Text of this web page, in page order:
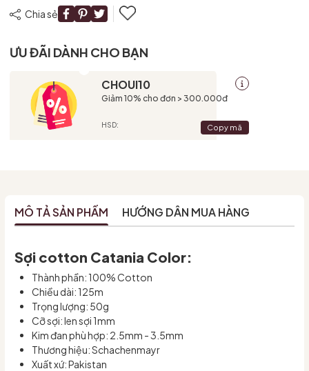
Chia sẻ
ƯU ĐÃI DÀNH CHO BẠN
CHOUI10
Giảm 10% cho đơn > 300.000đ
HSD: Copy mã
MÔ TẢ SẢN PHẨM HƯỚNG DẪN MUA HÀNG
Sợi cotton Catania Color:
Thành phần: 100% Cotton
Chiều dài: 125m
Trọng lượng: 50g
Cỡ sợi: len sợi 1mm
Kim đan phù hợp: 2.5mm - 3.5mm
Thương hiệu: Schachenmayr
Xuất xứ: Pakistan